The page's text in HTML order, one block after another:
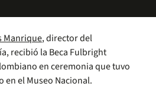
Manrique, director del
recibió la Beca Fulbright
en ceremonia que tuvo
en el Museo Nacional.